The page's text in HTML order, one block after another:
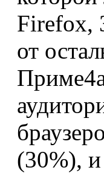
Firefox,
от
(30%),